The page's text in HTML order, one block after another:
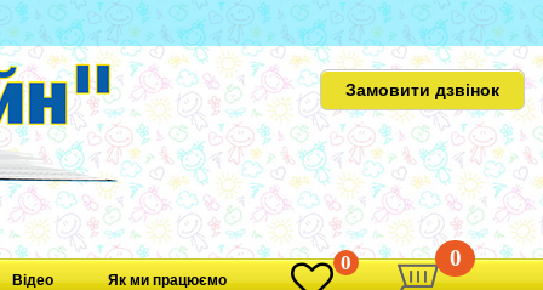
Замовити дзвінок
Відео Як ми працюємо
0 0